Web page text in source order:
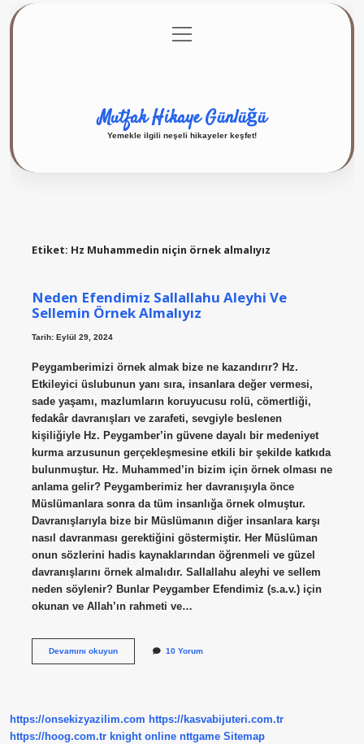
Gizlilik Politikası
menüyü
aç
Mutfak Hikaye Günlüğü
Yemekle ilgili neşeli hikayeler keşfet!
Etiket: Hz Muhammedin niçin örnek almalıyız
Neden Efendimiz Sallallahu Aleyhi Ve
Sellemin Örnek Almalıyız
Tarih: Eylül 29, 2024
Peygamberimizi örnek almak bize ne kazandırır? Hz.
Etkileyici üslubunun yanı sıra, insanlara değer vermesi,
sade yaşamı, mazlumların koruyucusu rolü, cömertliği,
fedakâr davranışları ve zarafeti, sevgiyle beslenen
kişiliğiyle Hz. Peygamber’in güvene dayalı bir medeniyet
kurma arzusunun gerçekleşmesine etkili bir şekilde katkıda
bulunmuştur. Hz. Muhammed’in bizim için örnek olması ne
anlama gelir? Peygamberimiz her davranışıyla önce
Müslümanlara sonra da tüm insanlığa örnek olmuştur.
Davranışlarıyla bize bir Müslümanın diğer insanlara karşı
nasıl davranması gerektiğini göstermiştir. Her Müslüman
onun sözlerini hadis kaynaklarından öğrenmeli ve güzel
davranışlarını örnek almalıdır. Sallallahu aleyhi ve sellem
neden söylenir? Bunlar Peygamber Efendimiz (s.a.v.) için
okunan ve Allah’ın rahmeti ve…
Devamını okuyunNeden
Örnek
10 Yorum
https://onsekizyazilim.com https://kasvabijuteri.com.tr
https://hoog.com.tr knight online nttgame Sitemap